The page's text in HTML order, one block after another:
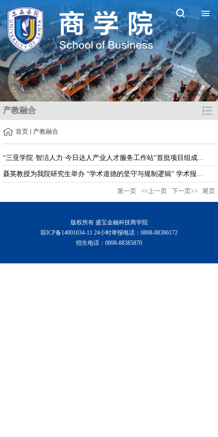
产教融合
首页 产教融合
“三亚学院·智洁人力·今日达人产业人才服务工作站”首批项目组成...
聂英教授为我院研究生举办 “学术道德的坚守与规制逻辑” 学术报...
第一页 <<上一页 下一页>> 尾页
版权所有 盛宝金融科技商学院
琼ICP备14001034-11 24小时举报电话：0898-88386172
招生电话：0898-88385870